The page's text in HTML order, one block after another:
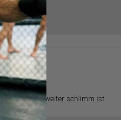
bist! 🔥🙌
mich nicht weiter schlimm ist